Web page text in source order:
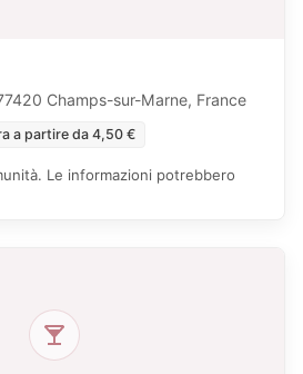
Champs-sur-Marne, France
a partire da 4,50 €
Le informazioni potrebbero